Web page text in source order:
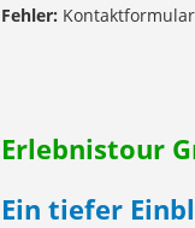
Fehler:
Erlebnistour
Ein tiefer